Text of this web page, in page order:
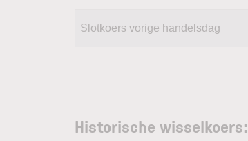
Slotkoers vorige handelsdag
Historische wisselkoers: